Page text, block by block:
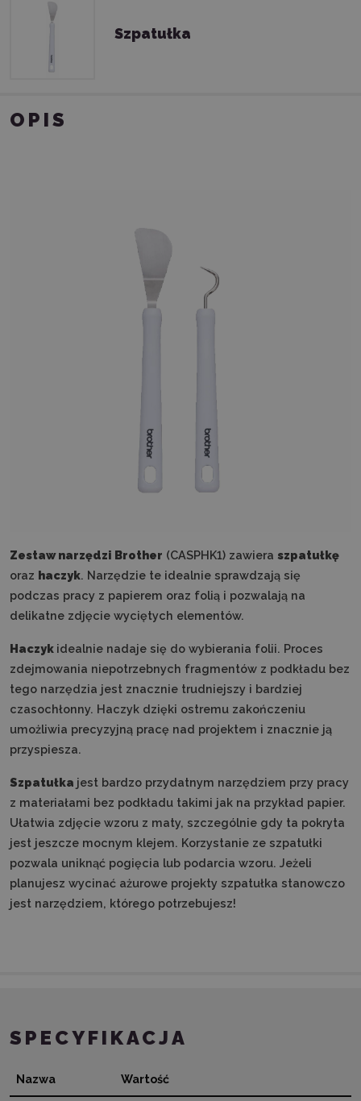
Szpatułka
OPIS
Zestaw narzędzi Brother (CASPHK1) zawiera szpatułkę
oraz haczyk. Narzędzie te idealnie sprawdzają się
podczas pracy z papierem oraz folią i pozwalają na
delikatne zdjęcie wyciętych elementów.
Haczyk idealnie nadaje się do wybierania folii. Proces
zdejmowania niepotrzebnych fragmentów z podkładu bez
tego narzędzia jest znacznie trudniejszy i bardziej
czasochłonny. Haczyk dzięki ostremu zakończeniu
umożliwia precyzyjną pracę nad projektem i znacznie ją
przyspiesza.
Szpatułka jest bardzo przydatnym narzędziem przy pracy
z materiałami bez podkładu takimi jak na przykład papier.
Ułatwia zdjęcie wzoru z maty, szczególnie gdy ta pokryta
jest jeszcze mocnym klejem. Korzystanie ze szpatułki
pozwala uniknąć pogięcia lub podarcia wzoru. Jeżeli
planujesz wycinać ażurowe projekty szpatułka stanowczo
jest narzędziem, którego potrzebujesz!
SPECYFIKACJA
Nazwa Wartość